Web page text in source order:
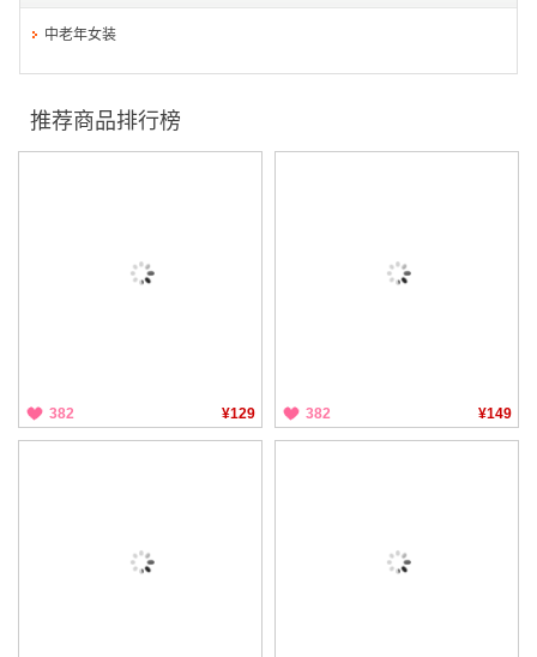
中老年女装
推荐商品排行榜
382 ¥129 382 ¥149